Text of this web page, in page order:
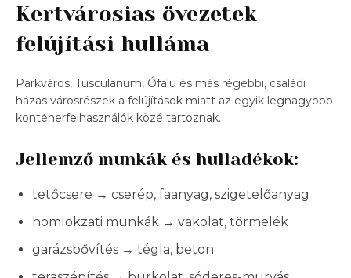
Kertvárosias övezetek
felújítási hulláma
Parkváros, Tusculanum, Ófalu és más régebbi, családi
házas városrészek a felújítások miatt az egyik legnagyobb
konténerfelhasználók közé tartoznak.
Jellemző munkák és hulladékok:
tetőcsere → cserép, faanyag, szigetelőanyag
homlokzati munkák → vakolat, törmelék
garázsbővítés → tégla, beton